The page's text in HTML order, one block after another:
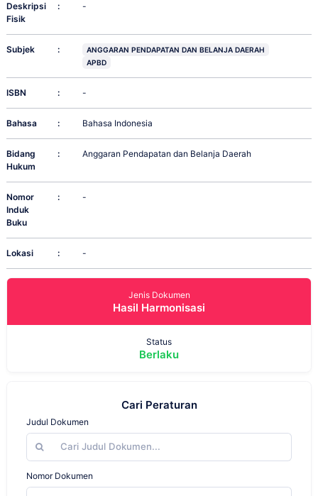
Deskripsi
Fisik
: -
Subjek :
ANGGARAN PENDAPATAN DAN BELANJA DAERAH
APBD
ISBN : -
Bahasa : Bahasa Indonesia
Bidang
Hukum
: Anggaran Pendapatan dan Belanja Daerah
Nomor
Induk
Buku
: -
Lokasi : -
Jenis Dokumen
Hasil Harmonisasi
Status
Berlaku
Cari Peraturan
Judul Dokumen
Nomor Dokumen